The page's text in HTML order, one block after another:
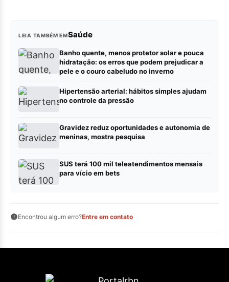
LEIA TAMBÉM EMSaúde
Banho quente, menos protetor solar e pouca
hidratação: os erros que podem prejudicar a
pele e o couro cabeludo no inverno
Hipertensão arterial: hábitos simples ajudam
no controle da pressão
Gravidez reduz oportunidades e autonomia de
meninas, mostra pesquisa
SUS terá 100 mil teleatendimentos mensais
para vício em bets
Encontrou algum erro?Entre em contato